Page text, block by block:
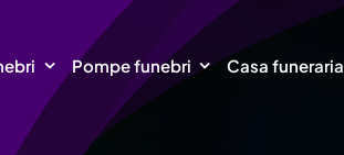
Pompe funebri Casa funeraria